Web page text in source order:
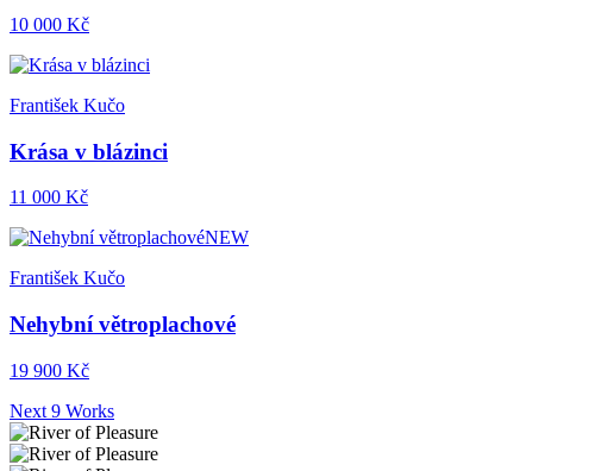
10 000 Kč
František Kučo
Krása v blázinci
11 000 Kč
NEW
František Kučo
Nehybní větroplachové
19 900 Kč
Next 9 Works